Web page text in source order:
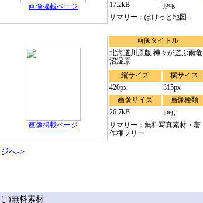
画像掲載ページ
17.2kB
jpeg
サマリー：ぽけっと地図...
画像掲載ページ
画像タイトル
北海道川原版 神々が遊ぶ雨竜
沼湿原
縦サイズ
横サイズ
420px
315px
画像サイズ
画像種類
26.7kB
jpeg
サマリー：無料写真素材・著
作権フリー
へ->
)無料素材